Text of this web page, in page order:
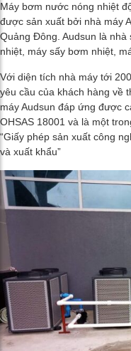
Máy bơm nước nóng nhiệt
được sản xuất bởi nhà máy
Quảng Đông. Audsun là
nhiệt, máy sấy bơm nhiệt,
Với diện tích nhà máy tới
yêu cầu của khách hàng về
máy Audsun đáp ứng được
OHSAS 18001 và là một
“Giấy phép sản xuất công
và xuất khẩu”